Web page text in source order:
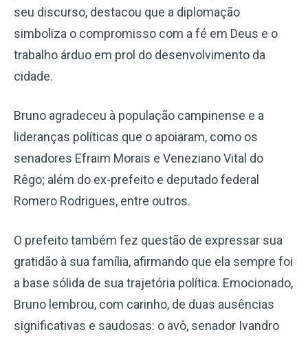
seu discurso, destacou que a diplomação
simboliza o compromisso com a fé em Deus e o
trabalho árduo em prol do desenvolvimento da
cidade.
Bruno agradeceu à população campinense e a
lideranças políticas que o apoiaram, como os
senadores Efraim Morais e Veneziano Vital do
Rêgo; além do ex-prefeito e deputado federal
Romero Rodrigues, entre outros.
O prefeito também fez questão de expressar sua
gratidão à sua família, afirmando que ela sempre foi
a base sólida de sua trajetória política. Emocionado,
Bruno lembrou, com carinho, de duas ausências
significativas e saudosas: o avô, senador Ivandro